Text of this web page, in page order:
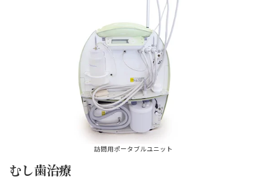
訪問用ポータブルユニット
むし歯治療